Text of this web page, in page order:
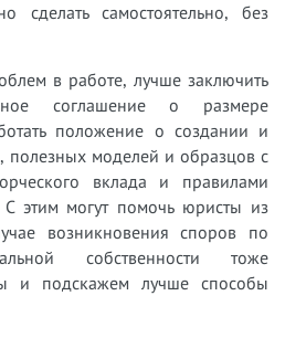
сделать самостоятельно, без
в работе, лучше заключить
соглашение о размере
положение о создании и
полезных моделей и образцов с
вклада и правилами
этим могут помочь юристы из
возникновения споров по
собственности тоже
и подскажем лучше способы